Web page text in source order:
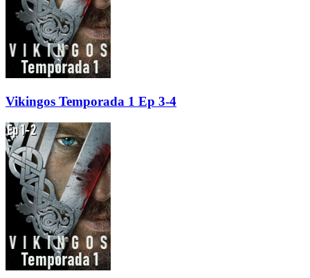
Vikingos Temporada 1 Ep 3-4